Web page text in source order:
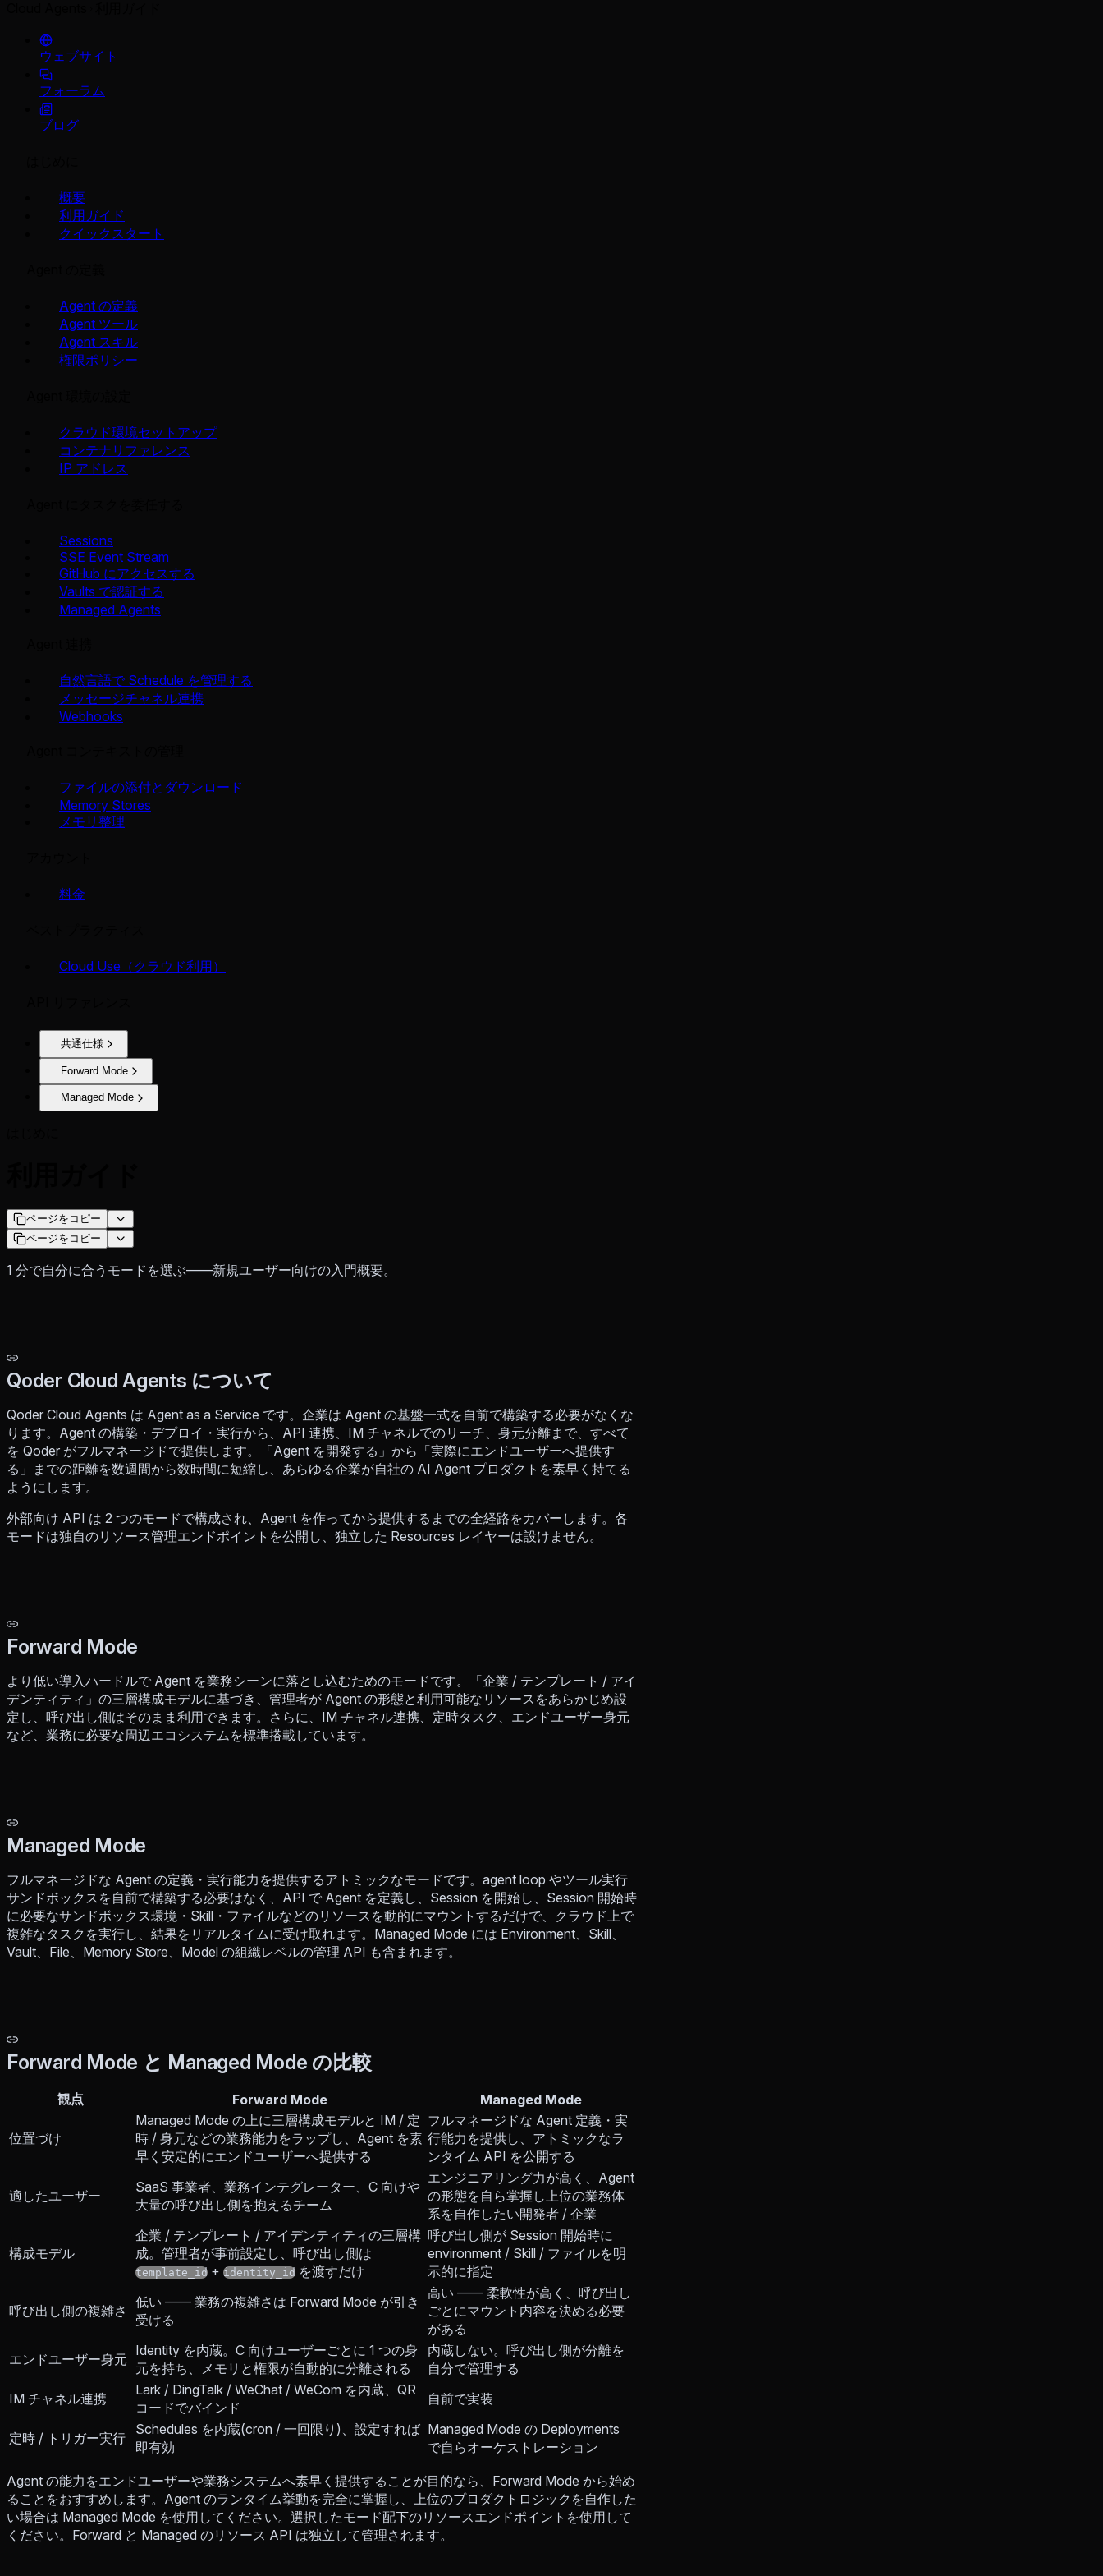
ウェブサイト
フォーラム
ブログ
概要
利用ガイド
クイックスタート
Agent の定義
Agent ツール
Agent スキル
権限ポリシー
クラウド環境セットアップ
コンテナリファレンス
IP アドレス
Sessions
SSE Event Stream
GitHub にアクセスする
Vaults で認証する
Managed Agents
自然言語で Schedule を管理する
メッセージチャネル連携
Webhooks
ファイルの添付とダウンロード
Memory Stores
メモリ整理
料金
Cloud Use（クラウド利用）
共通仕様
Forward Mode
Managed Mode
ページをコピー
ページをコピー
1 分で自分に合うモードを選ぶ——新規ユーザー向けの入門概要。
Qoder Cloud Agents について
Qoder Cloud Agents は Agent as a Service です。企業は Agent の基盤一式を自前で構築する必要がなくな
ります。Agent の構築・デプロイ・実行から、API 連携、IM チャネルでのリーチ、身元分離まで、すべて
を Qoder がフルマネージドで提供します。「Agent を開発する」から「実際にエンドユーザーへ提供す
る」までの距離を数週間から数時間に短縮し、あらゆる企業が自社の AI Agent プロダクトを素早く持てる
ようにします。
外部向け API は 2 つのモードで構成され、Agent を作ってから提供するまでの全経路をカバーします。各
モードは独自のリソース管理エンドポイントを公開し、独立した Resources レイヤーは設けません。
Forward Mode
より低い導入ハードルで Agent を業務シーンに落とし込むためのモードです。「企業 / テンプレート / アイ
デンティティ」の三層構成モデルに基づき、管理者が Agent の形態と利用可能なリソースをあらかじめ設
定し、呼び出し側はそのまま利用できます。さらに、IM チャネル連携、定時タスク、エンドユーザー身元
など、業務に必要な周辺エコシステムを標準搭載しています。
Managed Mode
フルマネージドな Agent の定義・実行能力を提供するアトミックなモードです。agent loop やツール実行
サンドボックスを自前で構築する必要はなく、API で Agent を定義し、Session を開始し、Session 開始時
に必要なサンドボックス環境・Skill・ファイルなどのリソースを動的にマウントするだけで、クラウド上で
複雑なタスクを実行し、結果をリアルタイムに受け取れます。Managed Mode には Environment、Skill、
Vault、File、Memory Store、Model の組織レベルの管理 API も含まれます。
Forward Mode と Managed Mode の比較
観点 Forward Mode Managed Mode
位置づけ
Managed Mode の上に三層構成モデルと IM / 定
時 / 身元などの業務能力をラップし、Agent を素
早く安定的にエンドユーザーへ提供する
フルマネージドな Agent 定義・実
行能力を提供し、アトミックなラ
ンタイム API を公開する
適したユーザー
SaaS 事業者、業務インテグレーター、C 向けや
大量の呼び出し側を抱えるチーム
エンジニアリング力が高く、Agent
の形態を自ら掌握し上位の業務体
系を自作したい開発者 / 企業
構成モデル
企業 / テンプレート / アイデンティティの三層構
成。管理者が事前設定し、呼び出し側は
template_id + identity_id を渡すだけ
呼び出し側が Session 開始時に
environment / Skill / ファイルを明
示的に指定
呼び出し側の複雑さ
低い —— 業務の複雑さは Forward Mode が引き
受ける
高い —— 柔軟性が高く、呼び出し
ごとにマウント内容を決める必要
がある
エンドユーザー身元
Identity を内蔵。C 向けユーザーごとに 1 つの身
元を持ち、メモリと権限が自動的に分離される
内蔵しない。呼び出し側が分離を
自分で管理する
IM チャネル連携
Lark / DingTalk / WeChat / WeCom を内蔵、QR
コードでバインド
自前で実装
定時 / トリガー実行
Schedules を内蔵(cron / 一回限り)、設定すれば
即有効
Managed Mode の Deployments
で自らオーケストレーション
Agent の能力をエンドユーザーや業務システムへ素早く提供することが目的なら、Forward Mode から始め
ることをおすすめします。Agent のランタイム挙動を完全に掌握し、上位のプロダクトロジックを自作した
い場合は Managed Mode を使用してください。選択したモード配下のリソースエンドポイントを使用して
ください。Forward と Managed のリソース API は独立して管理されます。